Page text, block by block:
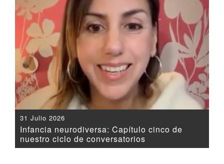
31 Julio 2026
Infancia neurodiversa: Capítulo cinco de
nuestro ciclo de conversatorios